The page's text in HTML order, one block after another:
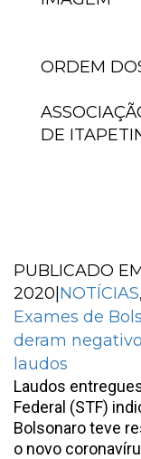
ORDEM
DE
PUBLICADO
2020 NOTÍCIAS,
Exames de
deram
laudos
Laudos
Federal (STF)
Bolsonaro teve
o novo